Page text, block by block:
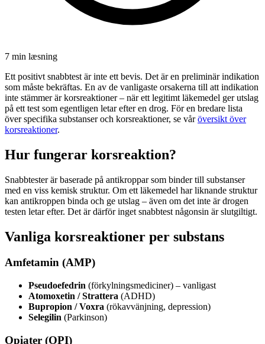
7 min læsning
Ett positivt snabbtest är inte ett bevis. Det är en preliminär indikation
som måste bekräftas. En av de vanligaste orsakerna till att indikation
inte stämmer är korsreaktioner – när ett legitimt läkemedel ger utslag
på ett test som egentligen letar efter en drog. För en bredare lista
över specifika substanser och korsreaktioner, se våröversikt över
korsreaktioner.
Hur fungerar korsreaktion?
Snabbtester är baserade på antikroppar som binder till substanser
med en viss kemisk struktur. Om ett läkemedel har liknande struktur
kan antikroppen binda och ge utslag – även om det inte är drogen
testen letar efter. Det är därför inget snabbtest någonsin är slutgiltigt.
Vanliga korsreaktioner per substans
Amfetamin (AMP)
Pseudoefedrin (förkylningsmediciner) – vanligast
Atomoxetin / Strattera (ADHD)
Bupropion / Voxra (rökavvänjning, depression)
Selegilin (Parkinson)
Opiater (OPI)